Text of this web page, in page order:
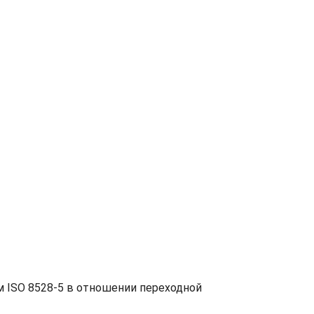
ISO 8528-5 в отношении переходной